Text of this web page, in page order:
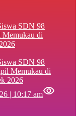
SDN 98
Memukau di
2026
| 10:17 am